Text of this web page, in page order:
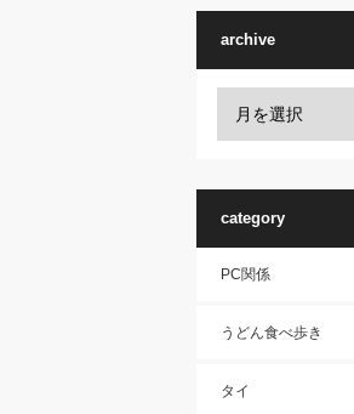
archive
category
PC関係
うどん食べ歩き
タイ